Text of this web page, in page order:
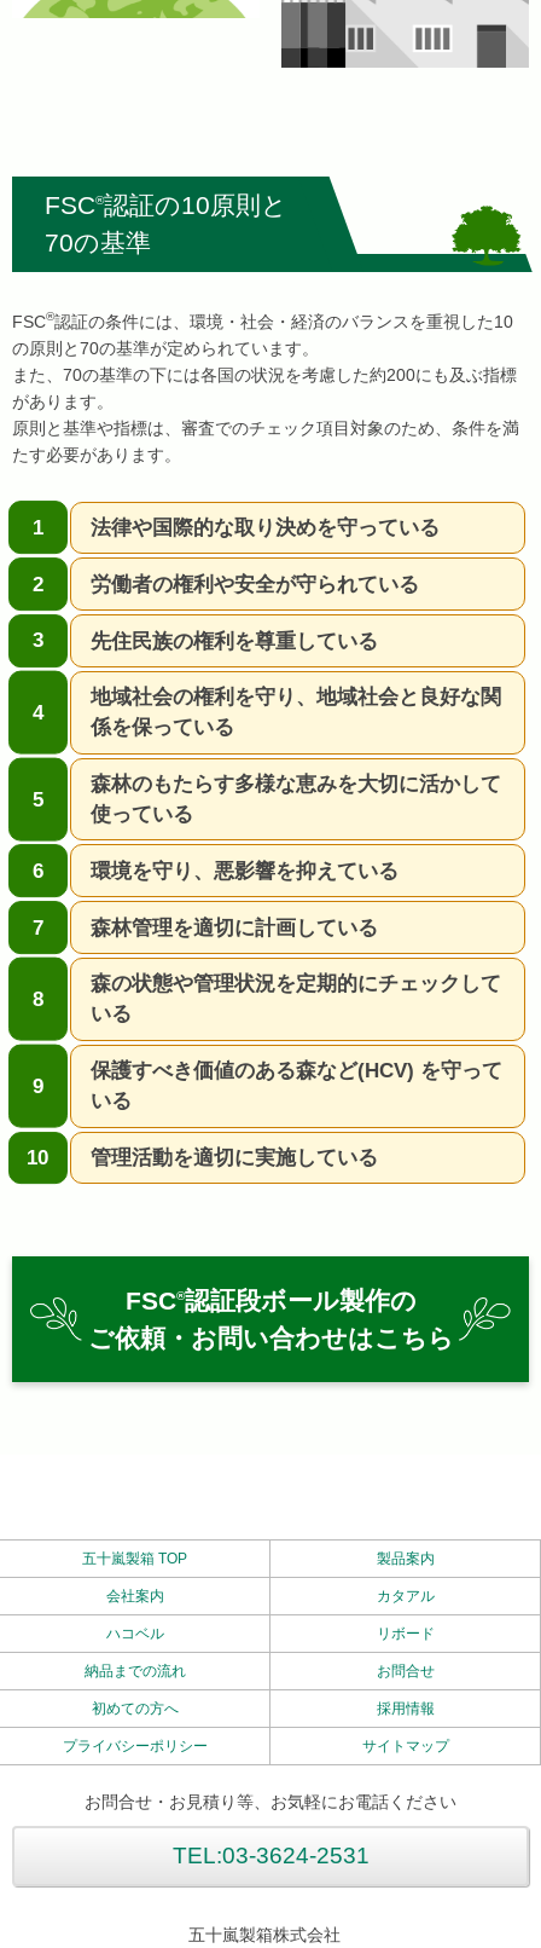
FSC®認証の10原則と
70の基準
FSC®認証の条件には、環境・社会・経済のバランスを重視した10
の原則と70の基準が定められています。
また、70の基準の下には各国の状況を考慮した約200にも及ぶ指標
があります。
原則と基準や指標は、審査でのチェック項目対象のため、条件を満
たす必要があります。
法律や国際的な取り決めを守っている
労働者の権利や安全が守られている
先住民族の権利を尊重している
地域社会の権利を守り、地域社会と良好な関
係を保っている
森林のもたらす多様な恵みを大切に活かして
使っている
環境を守り、悪影響を抑えている
森林管理を適切に計画している
森の状態や管理状況を定期的にチェックして
いる
保護すべき価値のある森など(HCV) を守って
いる
管理活動を適切に実施している
FSC®認証段ボール製作の
ご依頼・お問い合わせはこちら
五十嵐製箱 TOP 製品案内
会社案内 カタアル
ハコベル リボード
納品までの流れ お問合せ
初めての方へ 採用情報
プライバシーポリシー サイトマップ
お問合せ・お見積り等、お気軽にお電話ください
TEL:03-3624-2531
五十嵐製箱株式会社